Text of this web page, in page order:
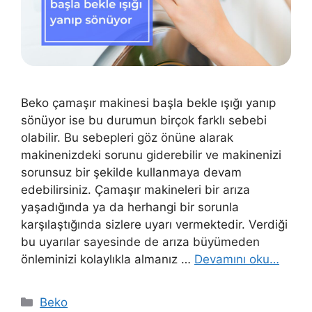
Beko çamaşır makinesi başla bekle ışığı yanıp
sönüyor ise bu durumun birçok farklı sebebi
olabilir. Bu sebepleri göz önüne alarak
makinenizdeki sorunu giderebilir ve makinenizi
sorunsuz bir şekilde kullanmaya devam
edebilirsiniz. Çamaşır makineleri bir arıza
yaşadığında ya da herhangi bir sorunla
karşılaştığında sizlere uyarı vermektedir. Verdiği
bu uyarılar sayesinde de arıza büyümeden
önleminizi kolaylıkla almanız … Devamını oku…
Kategoriler
Beko